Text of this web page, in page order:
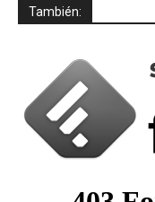
También: